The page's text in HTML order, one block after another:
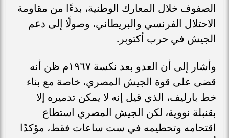
الصفوف خلال المعارك الوطنية، بدءًا من مقاومة
الاحتلال الفرنسي والبريطاني، وصولًا إلى دعم
الجيش في حرب أكتوبر.
وأشار إلى أن العدو بعد نكسة ١٩٦٧م ظن أنه
قضى على قوة الجيش المصري، خاصة مع بناء
خط بارليف، الذي قيل إنه لا يمكن تدميره إلا
بقنبلة نووية، لكن الجيش المصري استطاع
اقتحامه وتحطيمه في ست ساعات فقط، مؤكدًا